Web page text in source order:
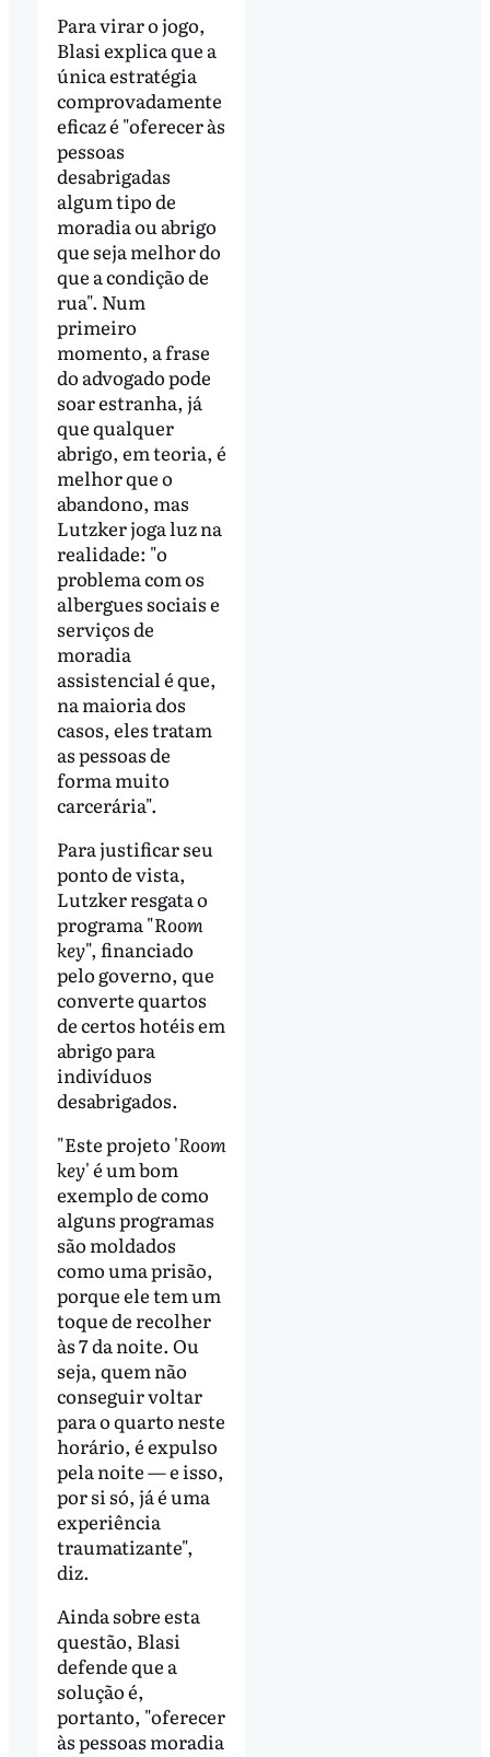
Para virar o jogo,
Blasi explica que a
única estratégia
comprovadamente
eficaz é "oferecer às
pessoas
desabrigadas
algum tipo de
moradia ou abrigo
que seja melhor do
que a condição de
rua". Num
primeiro
momento, a frase
do advogado pode
soar estranha, já
que qualquer
abrigo, em teoria, é
melhor que o
abandono, mas
Lutzker joga luz na
realidade: "o
problema com os
albergues sociais e
serviços de
moradia
assistencial é que,
na maioria dos
casos, eles tratam
as pessoas de
forma muito
carcerária".
Para justificar seu
ponto de vista,
Lutzker resgata o
programa "Room
key", financiado
pelo governo, que
converte quartos
de certos hotéis em
abrigo para
indivíduos
desabrigados.
"Este projeto 'Room
key' é um bom
exemplo de como
alguns programas
são moldados
como uma prisão,
porque ele tem um
toque de recolher
às 7 da noite. Ou
seja, quem não
conseguir voltar
para o quarto neste
horário, é expulso
pela noite—e isso,
por si só, já é uma
experiência
traumatizante",
diz.
Ainda sobre esta
questão, Blasi
defende que a
solução é,
portanto, "oferecer
às pessoas moradia